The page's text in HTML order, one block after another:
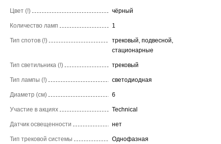
Цвет (!) чёрный
Количество ламп 1
Тип спотов (!)
трековый, подвесной,
стационарные
Тип светильника (!) трековый
Тип лампы (!) светодиодная
Диаметр (см) 6
Участие в акциях Technical
Датчик освещенности нет
Тип трековой системы Однофазная